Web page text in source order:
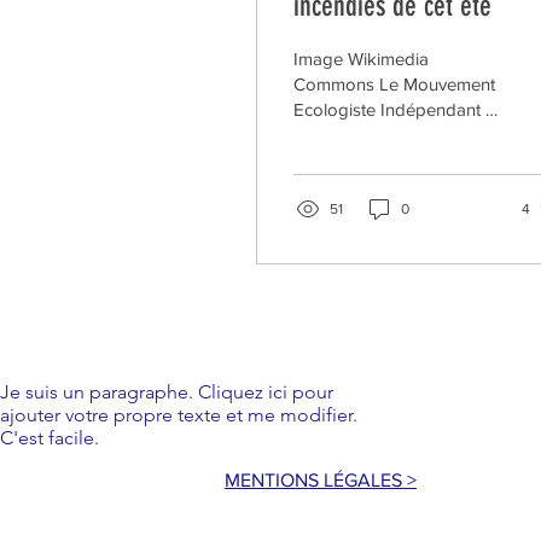
Image Wikimedia
Commons Le Mouvement
Ecologiste Indépendant a
Landes, dans le Var et
forêts ces dernières
presse. Le débat qui agite
la classe politique sur les
ne devrait pas faire
51 0 4
Je suis un paragraphe. Cliquez ici pour
ajouter votre propre texte et me modifier.
C'est facile.
MENTIONS LÉGALES >